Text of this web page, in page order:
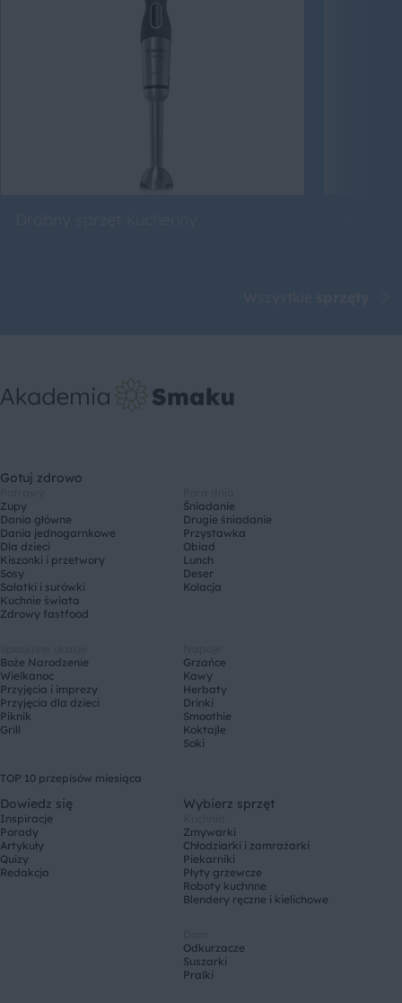
Gotuj zdrowo
Zupy
Dania główne
Dania jednogarnkowe
Dla dzieci
Kiszonki i przetwory
Sosy
Sałatki i surówki
Kuchnie świata
Zdrowy fastfood
Śniadanie
Drugie śniadanie
Przystawka
Obiad
Lunch
Deser
Kolacja
Boże Narodzenie
Wielkanoc
Przyjęcia i imprezy
Przyjęcia dla dzieci
Piknik
Grill
Grzańce
Kawy
Herbaty
Drinki
Smoothie
Koktajle
Soki
TOP 10 przepisów miesiąca
Dowiedz się
Inspiracje
Porady
Artykuły
Quizy
Redakcja
Wybierz sprzęt
Zmywarki
Chłodziarki i zamrażarki
Piekarniki
Płyty grzewcze
Roboty kuchnne
Blendery ręczne i kielichowe
Odkurzacze
Suszarki
Pralki